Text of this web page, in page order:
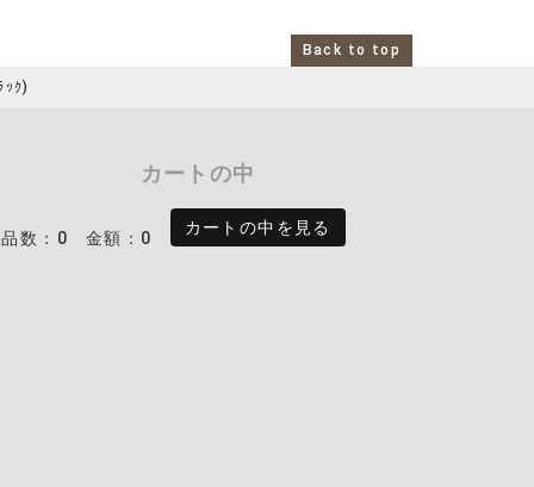
Back to top
ｯｸ)
カートの中
数：0 金額：0
カートの中を見る